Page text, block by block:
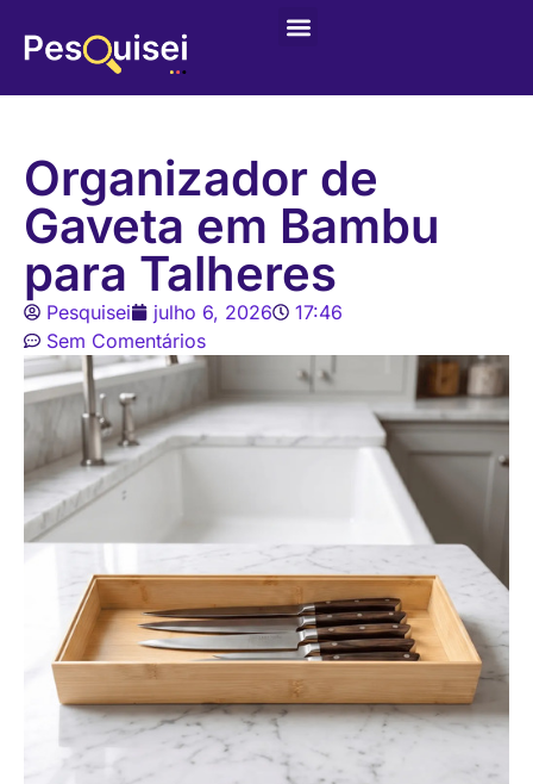
Organizador de
Gaveta em Bambu
para Talheres
Pesquisei julho 6, 2026
17:46
Sem Comentários